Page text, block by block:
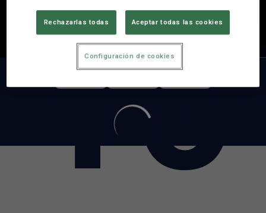
10
TANIA
POSITION
FORWARDER
MATCHES
0
GOALS
0
ASSISTS
0
Rechazarlas todas Aceptar todas las cookies
Configuración de cookies